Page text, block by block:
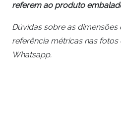
referem ao produto
Dúvidas sobre as
referência métricas nas
Whatsapp.